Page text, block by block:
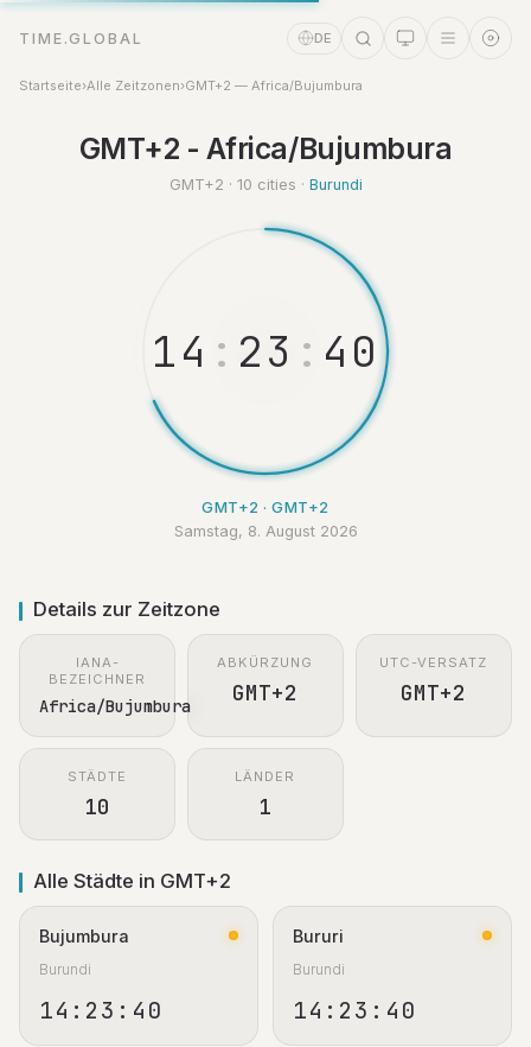
TIME.GLOBAL DE
Startseite›Alle Zeitzonen›GMT+2 — Africa/Bujumbura
GMT+2 - Africa/Bujumbura
GMT+2 · 10 cities · Burundi
14 : 23 : 40
GMT+2 · GMT+2
Samstag, 8. August 2026
Details zur Zeitzone
IANA-
BEZEICHNER
Africa/Bujumbura
ABKÜRZUNG
GMT+2
UTC-VERSATZ
GMT+2
STÄDTE
10
LÄNDER
1
Alle Städte in GMT+2
Bujumbura
Burundi
14:23:40
Bururi
Burundi
14:23:40
Zeitassistent
Online